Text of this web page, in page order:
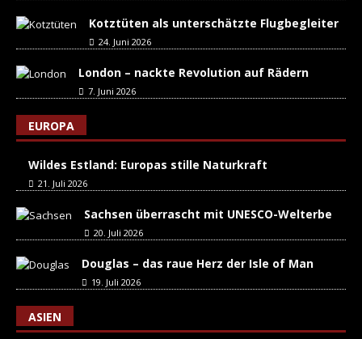
Kotztüten als unterschätzte Flugbegleiter
24. Juni 2026
London – nackte Revolution auf Rädern
7. Juni 2026
EUROPA
Wildes Estland: Europas stille Naturkraft
21. Juli 2026
Sachsen überrascht mit UNESCO-Welterbe
20. Juli 2026
Douglas – das raue Herz der Isle of Man
19. Juli 2026
ASIEN